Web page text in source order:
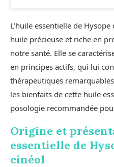
L’huile essentielle de
huile précieuse et riche en
notre santé. Elle se
en principes actifs, qui lui
thérapeutiques
les bienfaits de cette huile
posologie recommandée
Origine et
essentielle de
cinéol